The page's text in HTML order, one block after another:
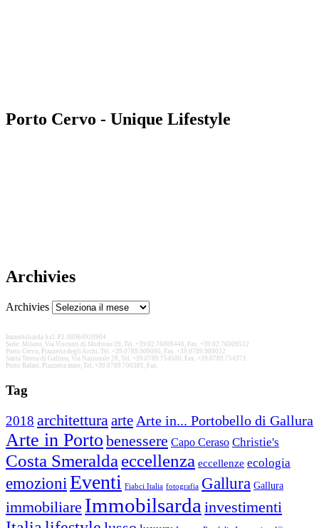
Porto Cervo - Unique Lifestyle
Archivies
Archivies
Immobilsarda S.r.l. P.I. 00964920904
Sede: Milano, Via Visconti di Modrone 29, Tel. +39.02.76009446, Fax. +39.02.76009512
Porto Cervo, Piazzetta degli Archi, Tel. +39.0789.909000, Fax. +39.0789.909022
Santa Teresa di Gallura, Via Nazionale 28, Tel. +39.0789.754500, Fax. +39.0789.754371
Porto Rafael, Piazzetta mare, Tel. +39.0789.700381, Fax.
Tag
2018 architetturaarteArte in... Portobello di Gallura
Arte in Porto benessere Capo Ceraso Christie's
Costa Smeralda eccellenza eccellenze ecologia
emozioniEventi Fiabci Italia fotografia Gallura Gallura
immobiliare Immobilsarda investimenti